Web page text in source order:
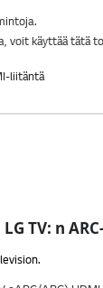
voit käyttää tätä
TV: n